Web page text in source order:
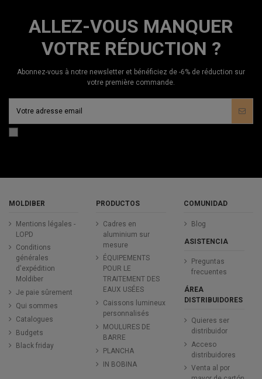
ALLEZ-VOUS MANQUER
VOTRE RÉDUCTION ?
Abonnez-vous à notre newsletter et bénéficiez de -6% de réduction sur
votre première commande.
MOLDIBER
Mentions légales -
LOPD
Conditions
générales
d'expédition
Moldiber
Je paie sûrement
Qui sommes
Catalogues
Budgets
Black friday
PRODUCTOS
Cadres en
aluminium sur
mesure
ÉQUIPEMENTS
POUR LE
TRAITEMENT DES
EAUX USÉES
Caissons lumineux
personnalisés
MOULURES DE
BARRE
PLANCHA
IN BOBINA
COMUNIDAD
Blog
ASISTENCIA
Preguntas
frecuentes
ÁREA
DISTRIBUIDORES
Quieres ser
distribuidor
Acceso
distribuidores
Venta al por